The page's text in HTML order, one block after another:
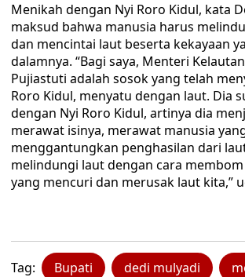
Menikah dengan Nyi Roro Kidul, kata
maksud bahwa manusia harus
dan mencintai laut beserta kekayaan
dalamnya. “Bagi saya, Menteri
Pujiastuti adalah sosok yang telah
Roro Kidul, menyatu dengan laut. Dia
dengan Nyi Roro Kidul, artinya dia
merawat isinya, merawat manusia
menggantungkan penghasilan dari
melindungi laut dengan cara
yang mencuri dan merusak laut kita,”
Tag: Bupati dedi mulyadi